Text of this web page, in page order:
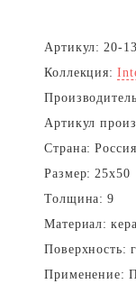
Артикул: 20-
Коллекция:
Артикул
Страна: Россия
Размер: 25x50
Толщина: 9
Материал:
Поверхность:
Применение: